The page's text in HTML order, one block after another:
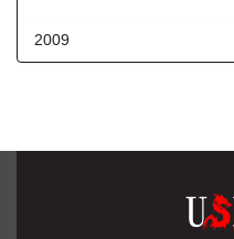
2009